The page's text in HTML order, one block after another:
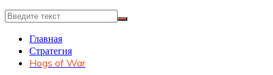
Главная
Стратегия
Hogs of War